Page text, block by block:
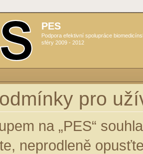
PES
Podpora efektivní spolupráce
sféry 2009 - 2012
pro
na „PES“
neprodleně